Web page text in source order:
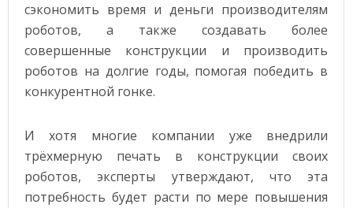
сэкономить время и деньги производителям
роботов, а также создавать более
совершенные конструкции и производить
роботов на долгие годы, помогая победить в
конкурентной гонке.
И хотя многие компании уже внедрили
трёхмерную печать в конструкции своих
роботов, эксперты утверждают, что эта
потребность будет расти по мере повышения